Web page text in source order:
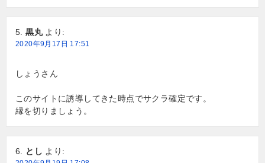
黒丸 より:
2020年9月17日 17:51
しょうさん
このサイトに誘導してきた時点でサクラ確定です。
縁を切りましょう。
とし より: